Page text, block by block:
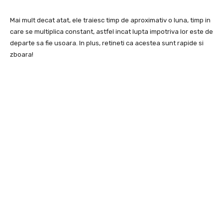
Mai mult decat atat, ele traiesc timp de aproximativ o luna, timp in
care se multiplica constant, astfel incat lupta impotriva lor este de
departe sa fie usoara. In plus, retineti ca acestea sunt rapide si
zboara!